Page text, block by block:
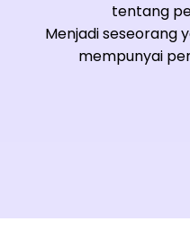
tentang
Menjadi seseorang
mempunyai